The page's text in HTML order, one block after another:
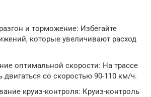
и торможение: Избегайте
которые увеличивают расход
оптимальной скорости: На трассе
двигаться со скоростью 90-110 км/ч.
круиз-контроля: Круиз-контроль